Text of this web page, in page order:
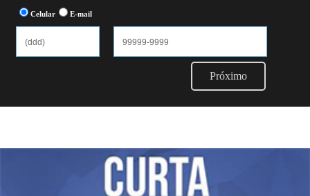
Celular E-mail
Próximo